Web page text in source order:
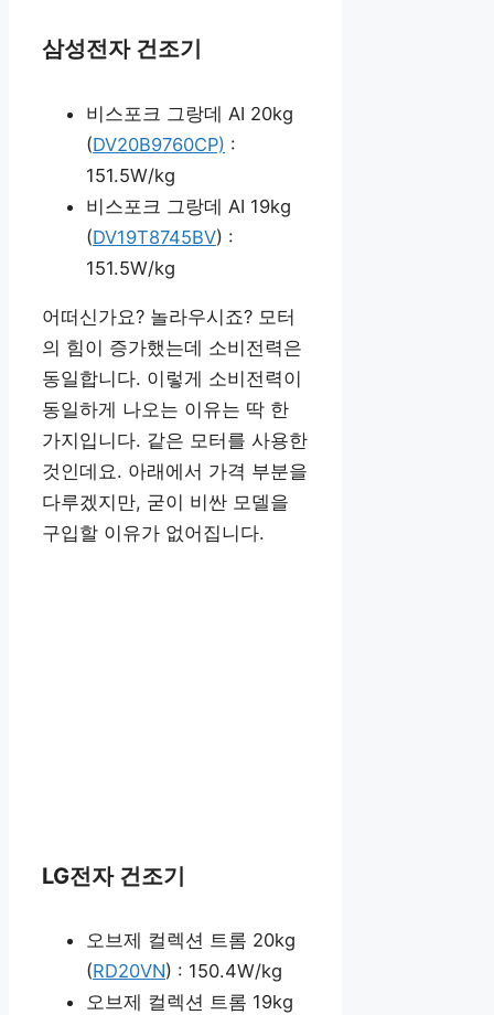
삼성전자 건조기
비스포크 그랑데 AI 20kg
(DV20B9760CP) :
151.5W/kg
비스포크 그랑데 AI 19kg
(DV19T8745BV) :
151.5W/kg
어떠신가요? 놀라우시죠? 모터
의 힘이 증가했는데 소비전력은
동일합니다. 이렇게 소비전력이
동일하게 나오는 이유는 딱 한
가지입니다. 같은 모터를 사용한
것인데요. 아래에서 가격 부분을
다루겠지만, 굳이 비싼 모델을
구입할 이유가 없어집니다.
LG전자 건조기
오브제 컬렉션 트롬 20kg
(RD20VN) : 150.4W/kg
오브제 컬렉션 트롬 19kg